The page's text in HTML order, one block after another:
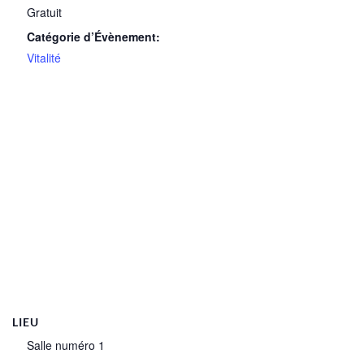
Gratuit
Catégorie d’Évènement:
Vitalité
LIEU
Salle numéro 1